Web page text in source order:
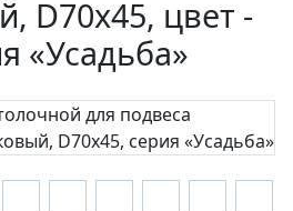
D70x45, цвет -
«Усадьба»